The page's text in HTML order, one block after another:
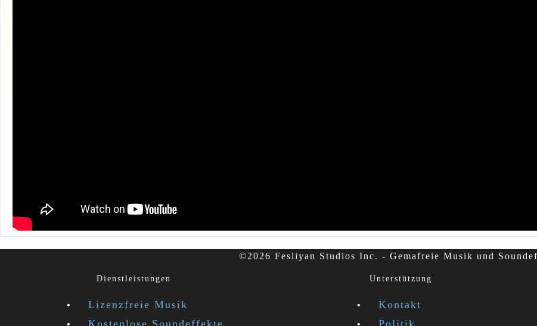
©2026 Fesliyan Studios Inc. - Gemafreie Musik und
Dienstleistungen
Lizenzfreie Musik
Unterstützung
Kontakt